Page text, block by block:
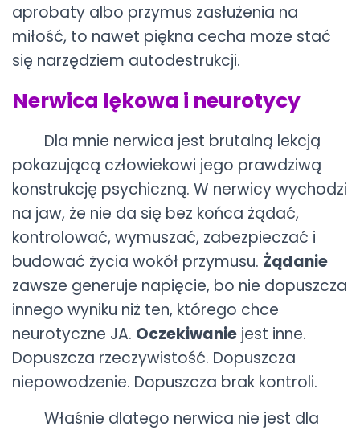
aprobaty albo przymus zasłużenia na
miłość, to nawet piękna cecha może stać
się narzędziem autodestrukcji.
Nerwica lękowa i neurotycy
Dla mnie nerwica jest brutalną lekcją
pokazującą człowiekowi jego prawdziwą
konstrukcję psychiczną. W nerwicy wychodzi
na jaw, że nie da się bez końca żądać,
kontrolować, wymuszać, zabezpieczać i
budować życia wokół przymusu. Żądanie
zawsze generuje napięcie, bo nie dopuszcza
innego wyniku niż ten, którego chce
neurotyczne JA. Oczekiwanie jest inne.
Dopuszcza rzeczywistość. Dopuszcza
niepowodzenie. Dopuszcza brak kontroli.
Właśnie dlatego nerwica nie jest dla